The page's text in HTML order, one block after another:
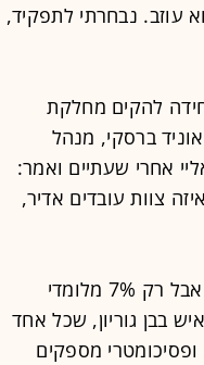
הודיע שהוא עוזב. נבחרתי לתפקיד,
להקים מחלקת
ברסקי, מנהל
אחרי שעתיים ואמר:
צוות עובדים אדיר,
הדרום מהווה 17% מאוכלוסיית המדינה, אבל רק 7% מלומדי
הרפואה. יש בכל שנתון מספיק אנשים למלא כיתה של 200 איש בבן גוריון, שכל אחד
מספקים